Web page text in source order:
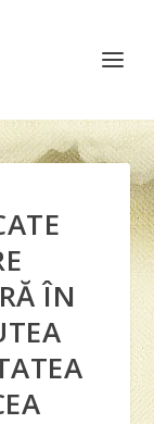
ÎN